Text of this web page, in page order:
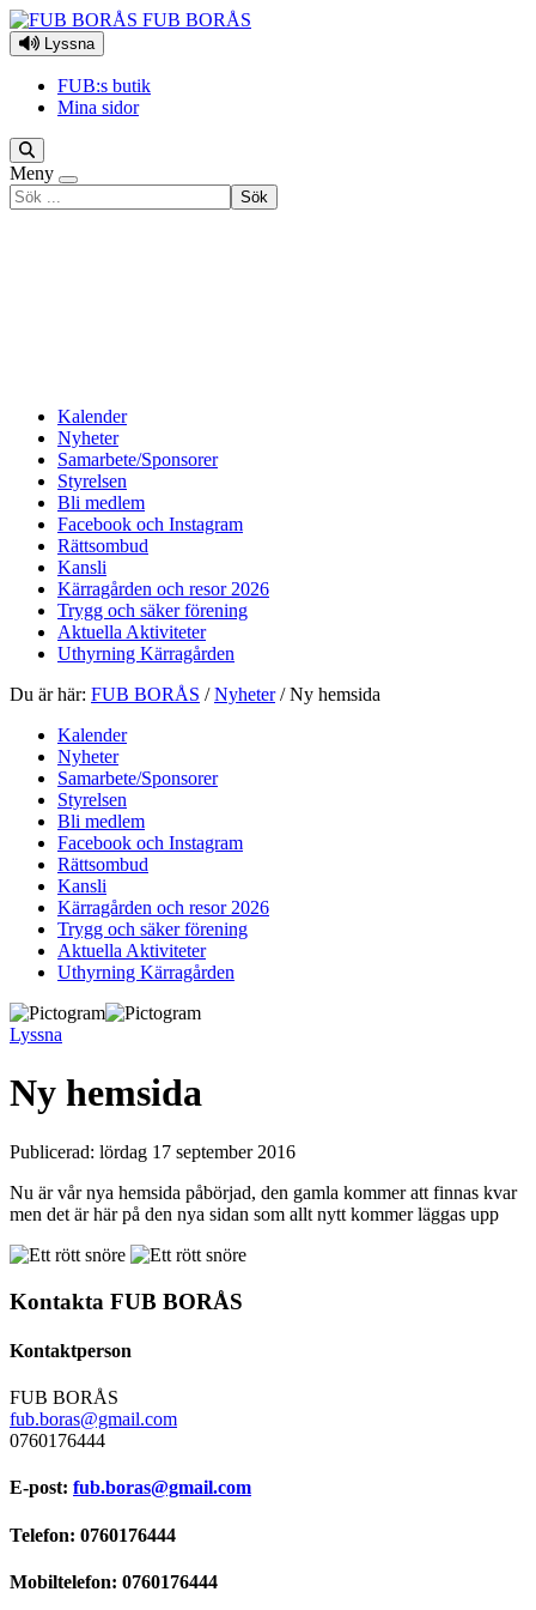
Hoppa till innehållFUB BORÅS
Lyssna
FUB:s butik
Mina sidor
Meny
Sök
efter
Kalender
Nyheter
Samarbete/Sponsorer
Styrelsen
Bli medlem
Facebook och Instagram
Rättsombud
Kansli
Kärragården och resor 2026
Trygg och säker förening
Aktuella Aktiviteter
Uthyrning Kärragården
Du är här: FUB BORÅS /Nyheter/Ny hemsida
Kalender
Nyheter
Samarbete/Sponsorer
Styrelsen
Bli medlem
Facebook och Instagram
Rättsombud
Kansli
Kärragården och resor 2026
Trygg och säker förening
Aktuella Aktiviteter
Uthyrning Kärragården
Lyssna
Ny hemsida
Publicerad: lördag 17 september 2016
Nu är vår nya hemsida påbörjad, den gamla kommer att finnas kvar
men det är här på den nya sidan som allt nytt kommer läggas upp
Kontakta FUB BORÅS
Kontaktperson
FUB BORÅS
fub.boras@gmail.com
0760176444
E-post: fub.boras@gmail.com
Telefon: 0760176444
Mobiltelefon: 0760176444